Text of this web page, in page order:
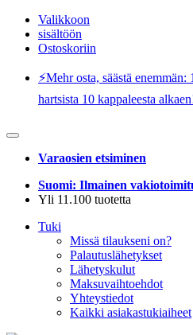
Valikkoon
sisältöön
Ostoskoriin
⚡️Mehr osta, säästä
hartsista 10 kappaleesta
Varaosien etsiminen
Suomi: Ilmainen
Yli 11.100 tuotetta
Tuki
Missä tilaukseni on?
Palautuslähetykset
Lähetyskulut
Maksuvaihtoehdot
Yhteystiedot
Kaikki asiakastukiaiheet